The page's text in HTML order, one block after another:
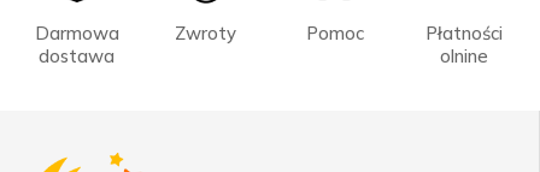
Darmowa
dostawa
Zwroty Pomoc
Płatności
olnine